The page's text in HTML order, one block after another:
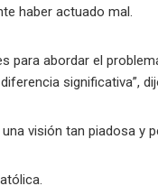
haber actuado mal.
para abordar el
significativa”,
visión tan piadosa y